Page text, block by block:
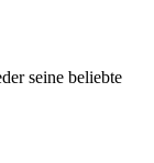
seine beliebte